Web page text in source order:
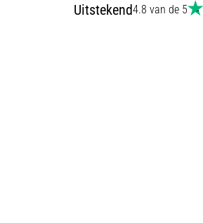
Uitstekend4.8 van de 5